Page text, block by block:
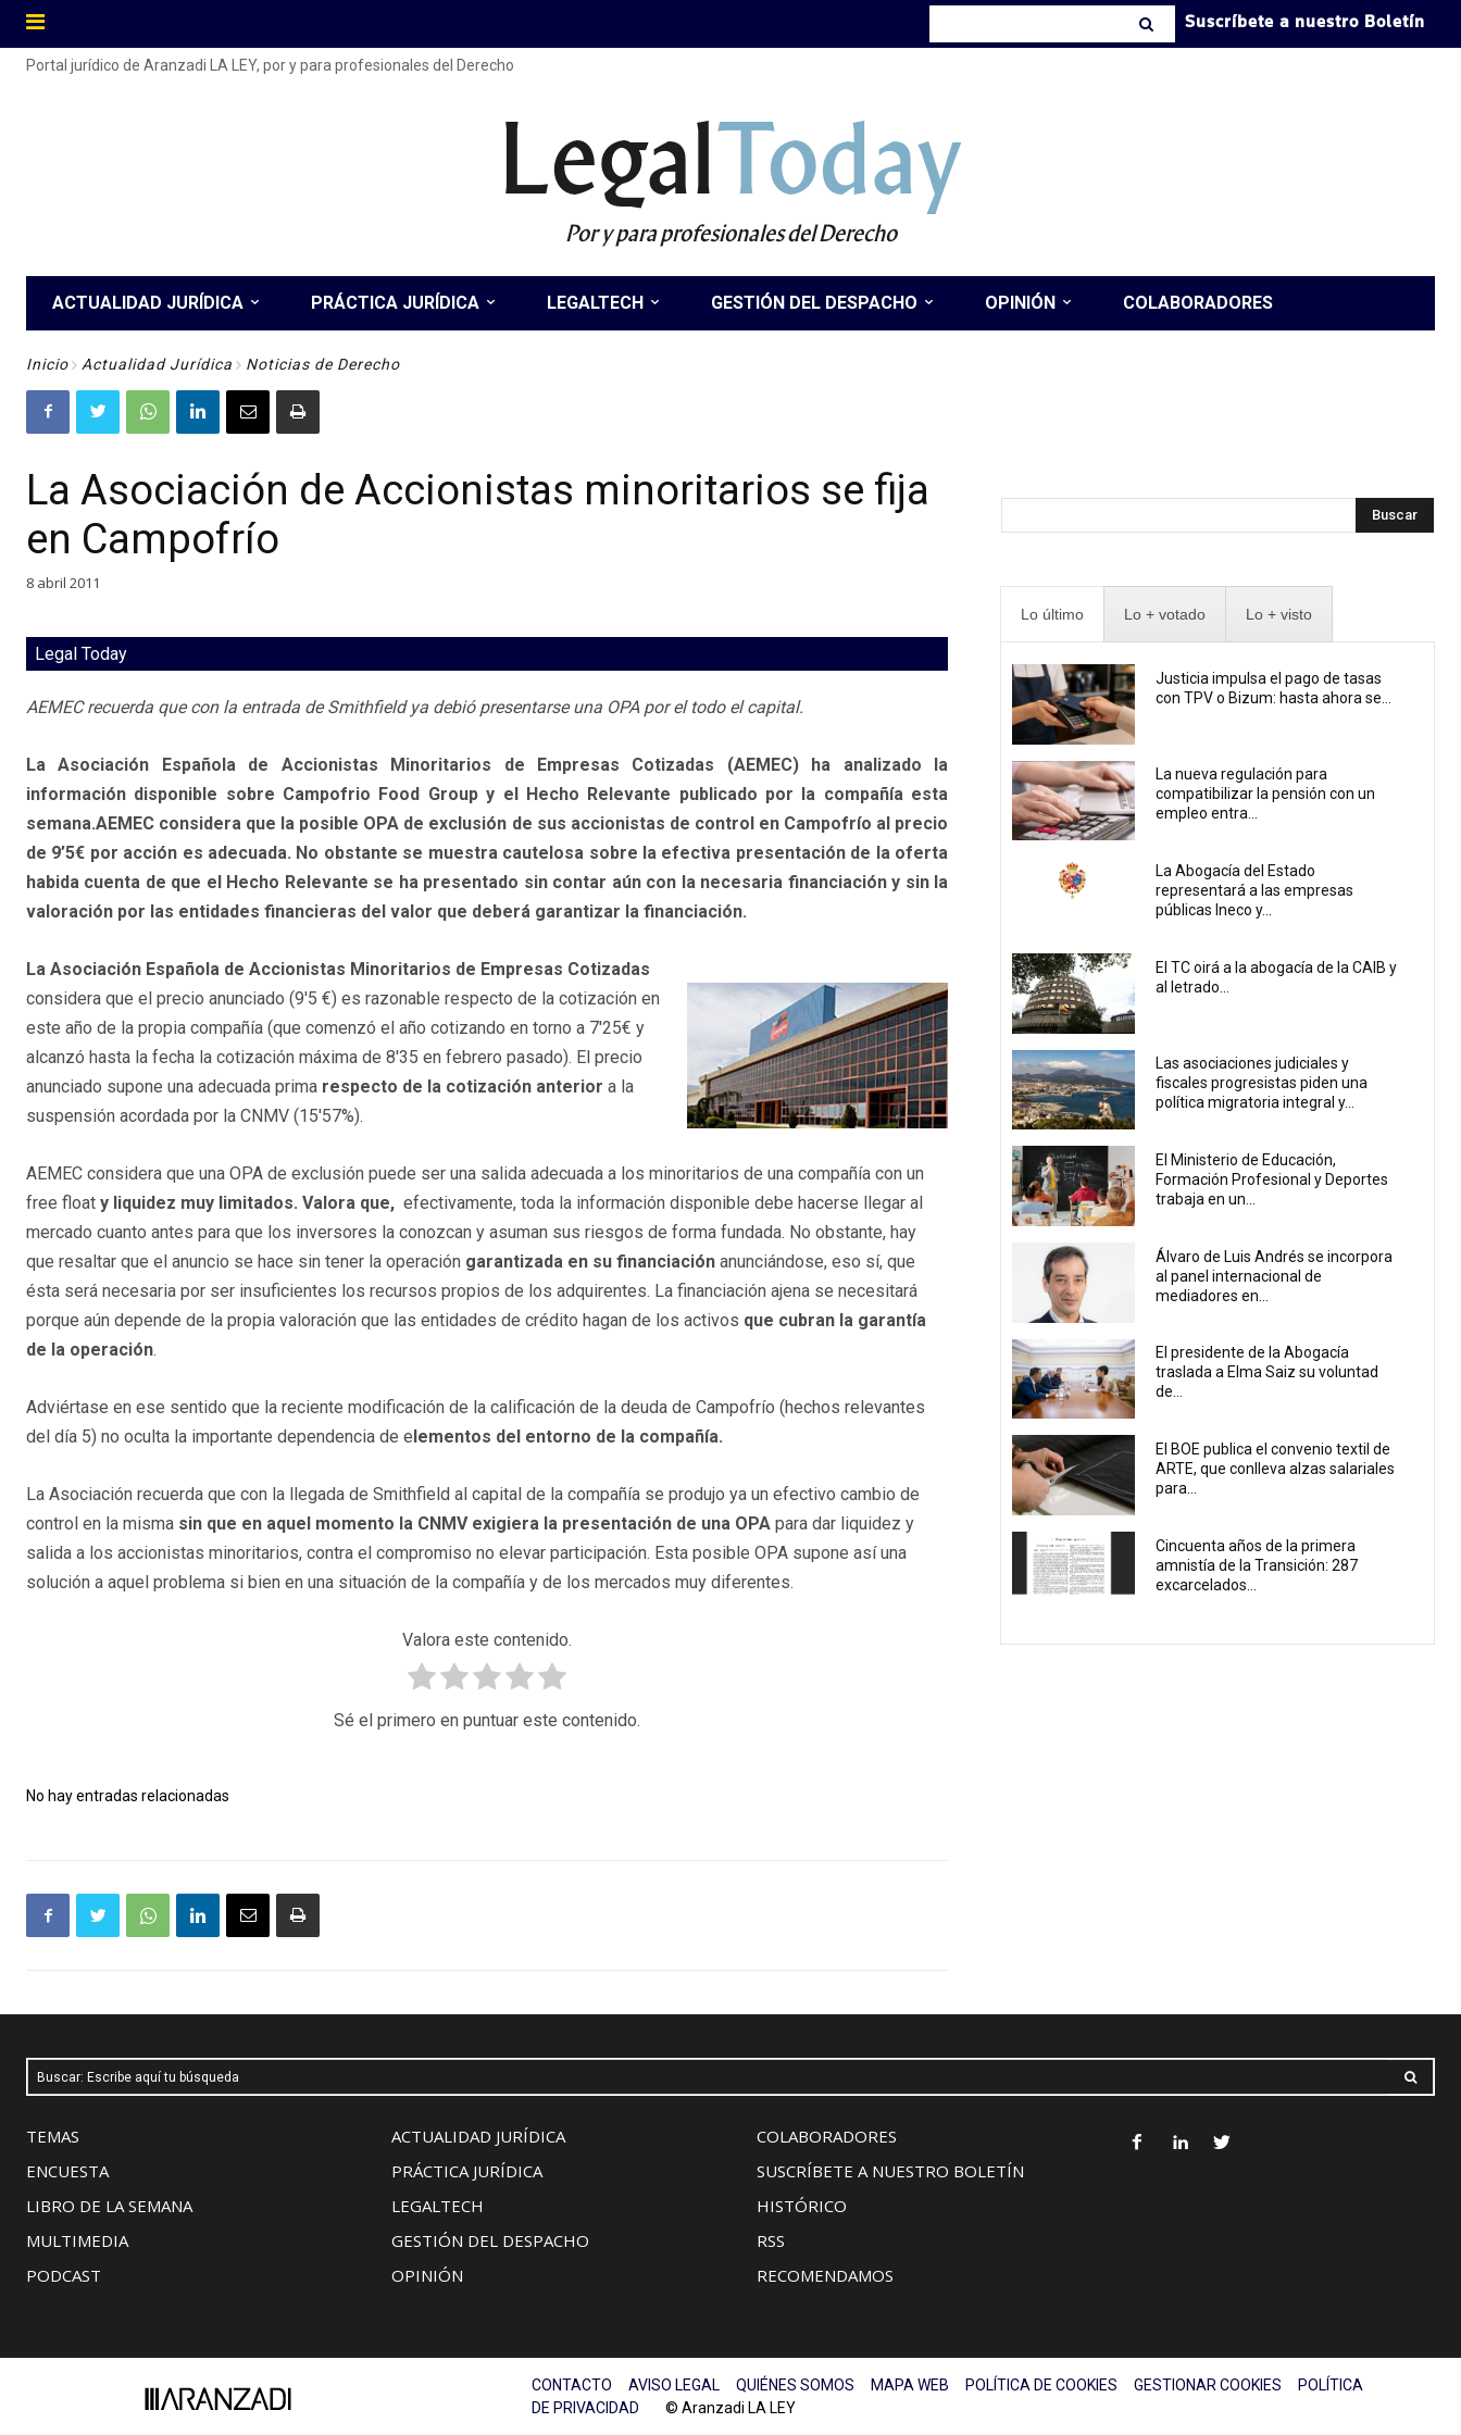
Suscríbete a nuestro Boletín
Portal jurídico de Aranzadi LA LEY, por y para profesionales del Derecho
LegalToday
Por y para profesionales del Derecho
ACTUALIDAD JURÍDICA PRÁCTICA JURÍDICA LEGALTECH GESTIÓN DEL DESPACHO OPINIÓN COLABORADORES
Inicio Actualidad Jurídica Noticias de Derecho
La Asociación de Accionistas minoritarios se fija
en Campofrío
8 abril 2011
Legal Today
AEMEC recuerda que con la entrada de Smithfield ya debió presentarse una OPA por el todo el capital.
La Asociación Española de Accionistas Minoritarios de Empresas Cotizadas (AEMEC) ha analizado la
información disponible sobre Campofrio Food Group y el Hecho Relevante publicado por la compañía esta
semana.AEMEC considera que la posible OPA de exclusión de sus accionistas de control en Campofrío al precio
de 9’5€ por acción es adecuada. No obstante se muestra cautelosa sobre la efectiva presentación de la oferta
habida cuenta de que el Hecho Relevante se ha presentado sin contar aún con la necesaria financiación y sin la
valoración por las entidades financieras del valor que deberá garantizar la financiación.
La Asociación Española de Accionistas Minoritarios de Empresas Cotizadas
considera que el precio anunciado (9'5 €) es razonable respecto de la cotización en
este año de la propia compañía (que comenzó el año cotizando en torno a 7'25€ y
alcanzó hasta la fecha la cotización máxima de 8'35 en febrero pasado). El precio
anunciado supone una adecuada prima respecto de la cotización anterior a la
suspensión acordada por la CNMV (15'57%).
AEMEC considera que una OPA de exclusión puede ser una salida adecuada a los minoritarios de una compañía con un
free float y liquidez muy limitados. Valora que, efectivamente, toda la información disponible debe hacerse llegar al
mercado cuanto antes para que los inversores la conozcan y asuman sus riesgos de forma fundada. No obstante, hay
que resaltar que el anuncio se hace sin tener la operación garantizada en su financiación anunciándose, eso sí, que
ésta será necesaria por ser insuficientes los recursos propios de los adquirentes. La financiación ajena se necesitará
porque aún depende de la propia valoración que las entidades de crédito hagan de los activos que cubran la garantía
de la operación.
Adviértase en ese sentido que la reciente modificación de la calificación de la deuda de Campofrío (hechos relevantes
del día 5) no oculta la importante dependencia de e lementos del entorno de la compañía.
La Asociación recuerda que con la llegada de Smithfield al capital de la compañía se produjo ya un efectivo cambio de
control en la misma sin que en aquel momento la CNMV exigiera la presentación de una OPA para dar liquidez y
salida a los accionistas minoritarios, contra el compromiso no elevar participación. Esta posible OPA supone así una
solución a aquel problema si bien en una situación de la compañía y de los mercados muy diferentes.
Valora este contenido.
Sé el primero en puntuar este contenido.
No hay entradas relacionadas
Buscar
Lo último Lo + votado Lo + visto
Justicia impulsa el pago de tasas
con TPV o Bizum: hasta ahora se...
La nueva regulación para
compatibilizar la pensión con un
empleo entra...
La Abogacía del Estado
representará a las empresas
públicas Ineco y...
El TC oirá a la abogacía de la CAIB y
al letrado...
Las asociaciones judiciales y
fiscales progresistas piden una
política migratoria integral y...
El Ministerio de Educación,
Formación Profesional y Deportes
trabaja en un...
Álvaro de Luis Andrés se incorpora
al panel internacional de
mediadores en...
El presidente de la Abogacía
traslada a Elma Saiz su voluntad
de...
El BOE publica el convenio textil de
ARTE, que conlleva alzas salariales
para...
Cincuenta años de la primera
amnistía de la Transición: 287
excarcelados...
Buscar: Escribe aquí tu búsqueda
TEMAS
ENCUESTA
LIBRO DE LA SEMANA
MULTIMEDIA
PODCAST
ACTUALIDAD JURÍDICA
PRÁCTICA JURÍDICA
LEGALTECH
GESTIÓN DEL DESPACHO
OPINIÓN
COLABORADORES
SUSCRÍBETE A NUESTRO BOLETÍN
HISTÓRICO
RSS
RECOMENDAMOS
CONTACTO AVISO LEGAL QUIÉNES SOMOS MAPA WEB POLÍTICA DE COOKIES GESTIONAR COOKIES
POLÍTICA
DE PRIVACIDAD © Aranzadi LA LEY